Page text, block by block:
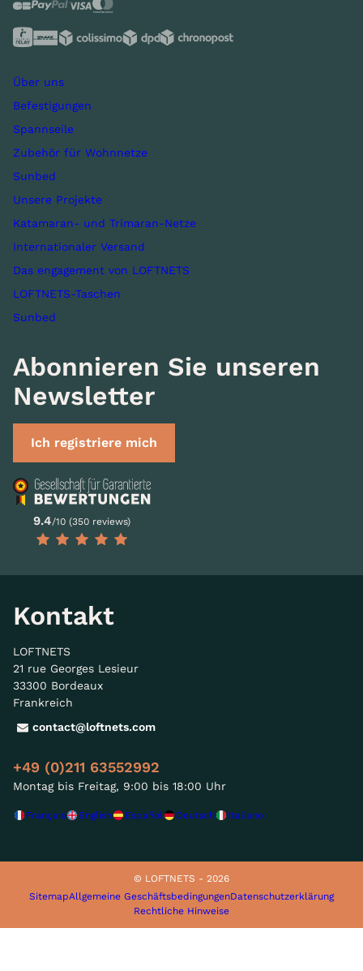
Über uns
Befestigungen
Spannseile
Zubehör für Wohnnetze
Sunbed
Unsere Projekte
Katamaran- und Trimaran-Netze
Internationaler Versand
Das engagement von LOFTNETS
LOFTNETS-Taschen
Sunbed
Abonnieren Sie unseren
Newsletter
Ich registriere mich
9.4/10 (350 reviews)
Kontakt
LOFTNETS
21 rue Georges Lesieur
33300 Bordeaux
Frankreich
contact@loftnets.com
+49 (0)211 63552992
Montag bis Freitag, 9:00 bis 18:00 Uhr
Français English Español Deutsch Italiano
© LOFTNETS - 2026
SitemapAllgemeine GeschäftsbedingungenDatenschutzerklärung
Rechtliche Hinweise